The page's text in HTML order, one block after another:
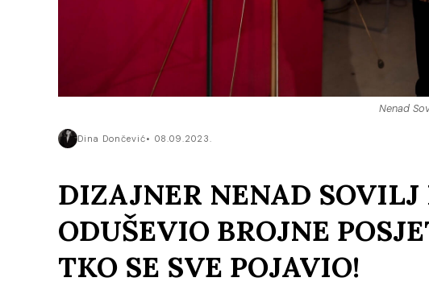
Nenad
Dina Dončević 08.09.2023.
DIZAJNER NENAD SOVILJ
ODUŠEVIO BROJNE
TKO SE SVE POJAVIO!